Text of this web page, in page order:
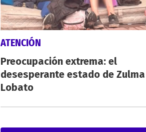
ATENCIÓN
Preocupación extrema: el
desesperante estado de Zulma
Lobato